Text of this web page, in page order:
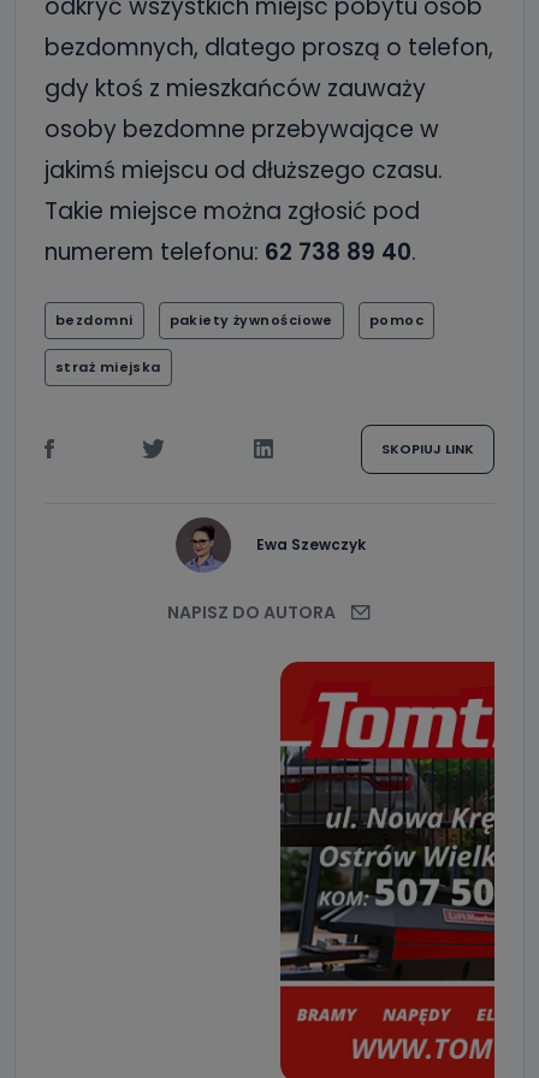
bezdomnych, dlatego proszą o telefon,
gdy ktoś z mieszkańców zauważy
osoby bezdomne przebywające w
jakimś miejscu od dłuższego czasu.
Takie miejsce można zgłosić pod
numerem telefonu: 62 738 89 40.
bezdomni pakiety żywnościowe pomoc
straż miejska
SKOPIUJ LINK
Ewa Szewczyk
NAPISZ DO AUTORA